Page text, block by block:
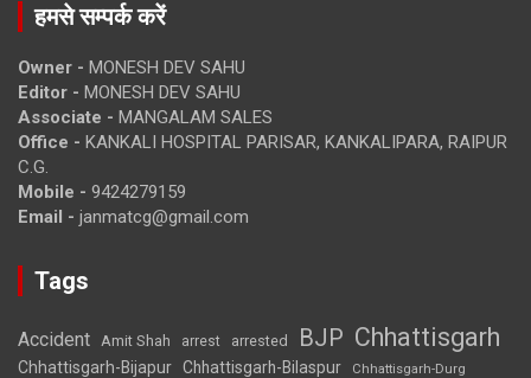
हमसे सम्पर्क करें
Owner - MONESH DEV SAHU
Editor - MONESH DEV SAHU
Associate - MANGALAM SALES
Office - KANKALI HOSPITAL PARISAR, KANKALIPARA, RAIPUR
C.G.
Mobile - 9424279159
Email - janmatcg@gmail.com
Tags
Accident Amit Shah arrest arrested BJP Chhattisgarh
Chhattisgarh-Bijapur Chhattisgarh-Bilaspur Chhattisgarh-Durg